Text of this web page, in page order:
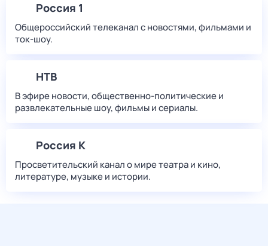
Россия 1
Общероссийский телеканал с новостями, фильмами и
ток-шоу.
НТВ
В эфире новости, общественно-политические и
развлекательные шоу, фильмы и сериалы.
Россия К
Просветительский канал о мире театра и кино,
литературе, музыке и истории.